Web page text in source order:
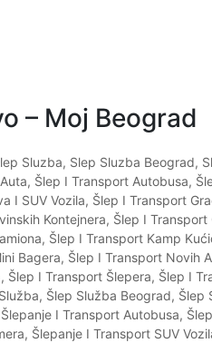
– Moj Beograd
Sluzba, Slep Sluzba Beograd,
, Šlep I Transport Autobusa,
I SUV Vozila, Šlep I Transport
Kontejnera, Šlep I
, Šlep I Transport Kamp
Bagera, Šlep I Transport Novih
, Šlep I Transport Šlepera, Šlep I
, Šlep Služba Beograd, Šlep
Šlepanje I Transport Autobusa,
, Šlepanje I Transport SUV